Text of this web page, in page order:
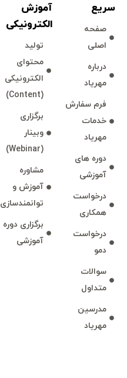
سريع
صفحه
اصلی
درباره
مهرياد
فرم سفارش
خدمات
مهرياد
دوره های
آموزشی
درخواست
همكاری
درخواست
دمو
سوالات
متداول
مدرسين
مهرياد
آموزش
الكترونیكی
توليد
محتوای
الكترونیكی
(Content)
برگزاری
وبينار
(Webinar)
مشاوره
آموزش و
توانمند‌‌سازی
برگزاری دوره
آموزشی